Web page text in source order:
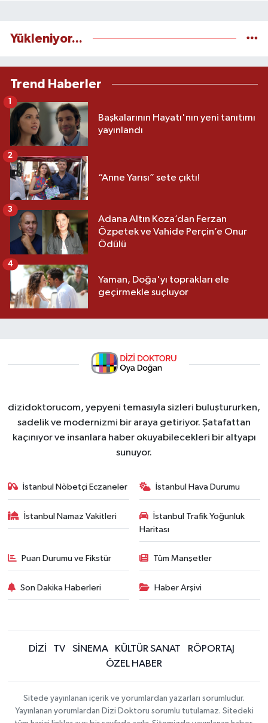
Yükleniyor...
Trend Haberler
Başkalarının Hayatı'nın yeni tanıtımı
yayınlandı
“Anne Yarısı” sete çıktı!
2
Adana Altın Koza’dan Ferzan
Özpetek ve Vahide Perçin’e Onur
Ödülü
3
Yaman, Doğa'yı toprakları ele
geçirmekle suçluyor
4
dizidoktorucom, yepyeni temasıyla sizleri buluştururken,
sadelik ve modernizmi bir araya getiriyor. Şatafattan
kaçınıyor ve insanlara haber okuyabilecekleri bir altyapı
sunuyor.
İstanbul Nöbetçi Eczaneler İstanbul Hava Durumu
İstanbul Namaz Vakitleri
İstanbul Trafik Yoğunluk
Haritası
Puan Durumu ve Fikstür Tüm Manşetler
Son Dakika Haberleri Haber Arşivi
DİZİ TV SİNEMA KÜLTÜR SANAT
RÖPORTAJ
ÖZEL HABER
Sitede yayınlanan içerik ve yorumlardan yazarları sorumludur.
Yayınlanan yorumlardan Dizi Doktoru sorumlu tutulamaz. Sitedeki